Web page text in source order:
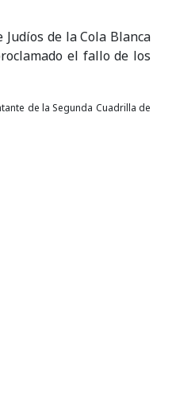
de la Cola Blanca
el fallo de los
de la Segunda Cuadrilla de